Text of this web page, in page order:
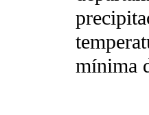
mínima